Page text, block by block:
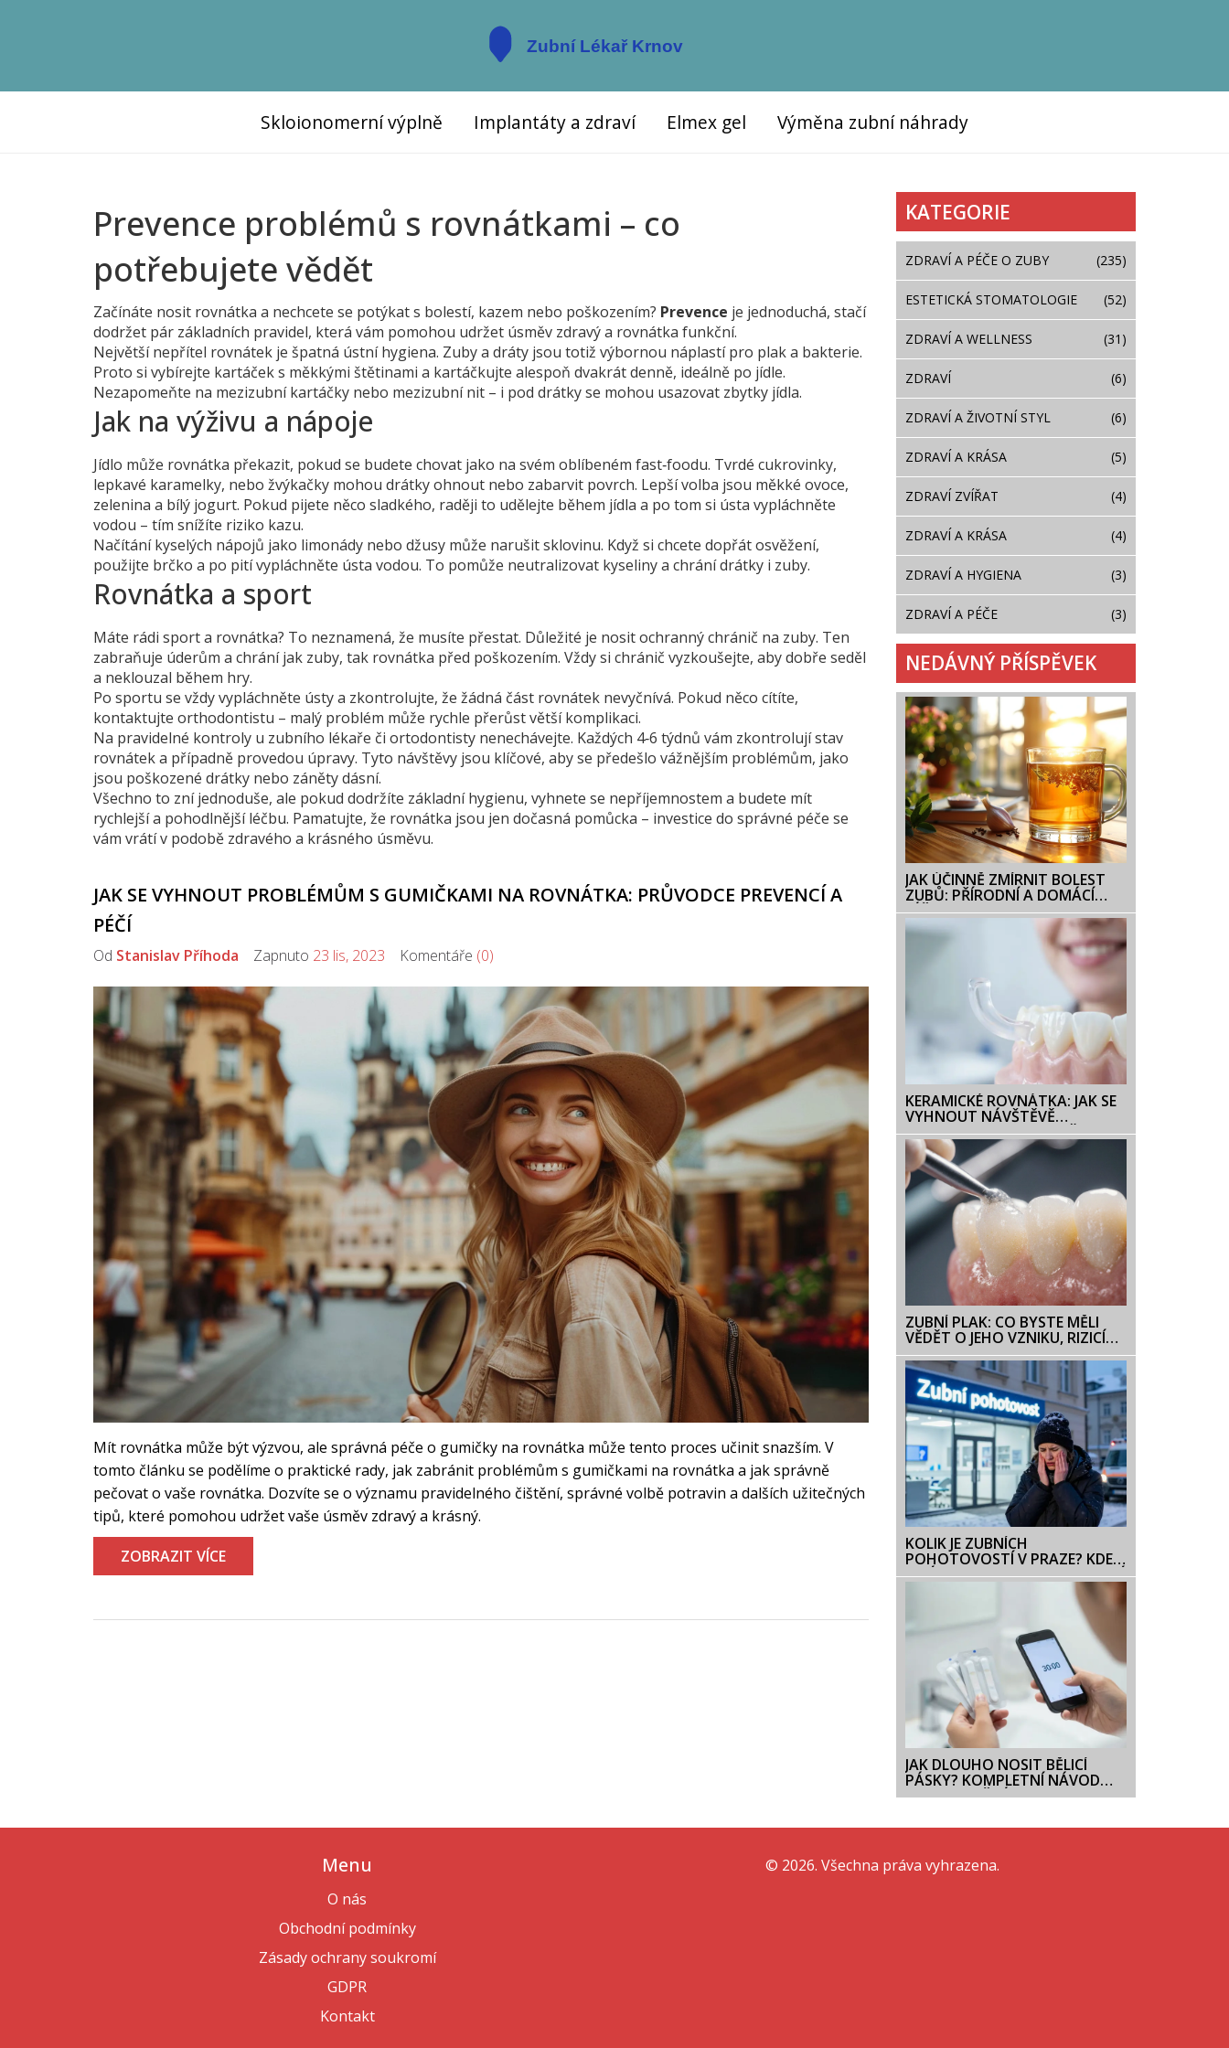
Skloionomerní výplně Implantáty a zdraví Elmex gel Výměna zubní náhrady
Prevence problémů s rovnátkami – co
potřebujete vědět
Začínáte nosit rovnátka a nechcete se potýkat s bolestí, kazem nebo poškozením? Prevence je jednoduchá, stačí
dodržet pár základních pravidel, která vám pomohou udržet úsměv zdravý a rovnátka funkční.
Největší nepřítel rovnátek je špatná ústní hygiena. Zuby a dráty jsou totiž výbornou náplastí pro plak a bakterie.
Proto si vybírejte kartáček s měkkými štětinami a kartáčkujte alespoň dvakrát denně, ideálně po jídle.
Nezapomeňte na mezizubní kartáčky nebo mezizubní nit – i pod drátky se mohou usazovat zbytky jídla.
Jak na výživu a nápoje
Jídlo může rovnátka překazit, pokud se budete chovat jako na svém oblíbeném fast‑foodu. Tvrdé cukrovinky,
lepkavé karamelky, nebo žvýkačky mohou drátky ohnout nebo zabarvit povrch. Lepší volba jsou měkké ovoce,
zelenina a bílý jogurt. Pokud pijete něco sladkého, raději to udělejte během jídla a po tom si ústa vypláchněte
vodou – tím snížíte riziko kazu.
Načítání kyselých nápojů jako limonády nebo džusy může narušit sklovinu. Když si chcete dopřát osvěžení,
použijte brčko a po pití vypláchněte ústa vodou. To pomůže neutralizovat kyseliny a chrání drátky i zuby.
Rovnátka a sport
Máte rádi sport a rovnátka? To neznamená, že musíte přestat. Důležité je nosit ochranný chránič na zuby. Ten
zabraňuje úderům a chrání jak zuby, tak rovnátka před poškozením. Vždy si chránič vyzkoušejte, aby dobře seděl
a neklouzal během hry.
Po sportu se vždy vypláchněte ústy a zkontrolujte, že žádná část rovnátek nevyčnívá. Pokud něco cítíte,
kontaktujte orthodontistu – malý problém může rychle přerůst větší komplikaci.
Na pravidelné kontroly u zubního lékaře či ortodontisty nenechávejte. Každých 4‑6 týdnů vám zkontrolují stav
rovnátek a případně provedou úpravy. Tyto návštěvy jsou klíčové, aby se předešlo vážnějším problémům, jako
jsou poškozené drátky nebo záněty dásní.
Všechno to zní jednoduše, ale pokud dodržíte základní hygienu, vyhnete se nepříjemnostem a budete mít
rychlejší a pohodlnější léčbu. Pamatujte, že rovnátka jsou jen dočasná pomůcka – investice do správné péče se
vám vrátí v podobě zdravého a krásného úsměvu.
JAK SE VYHNOUT PROBLÉMŮM S GUMIČKAMI NA ROVNÁTKA: PRŮVODCE PREVENCÍ A
PÉČÍ
Od Stanislav Příhoda Zapnuto 23 lis, 2023 Komentáře (0)
Mít rovnátka může být výzvou, ale správná péče o gumičky na rovnátka může tento proces učinit snazším. V
tomto článku se podělíme o praktické rady, jak zabránit problémům s gumičkami na rovnátka a jak správně
pečovat o vaše rovnátka. Dozvíte se o významu pravidelného čištění, správné volbě potravin a dalších užitečných
tipů, které pomohou udržet vaše úsměv zdravý a krásný.
ZOBRAZIT VÍCE
KATEGORIE
ZDRAVÍ A PÉČE O ZUBY (235)
ESTETICKÁ STOMATOLOGIE (52)
ZDRAVÍ A WELLNESS (31)
ZDRAVÍ (6)
ZDRAVÍ A ŽIVOTNÍ STYL (6)
ZDRAVÍ A KRÁSA (5)
ZDRAVÍ ZVÍŘAT (4)
ZDRAVÍ A KRÁSA (4)
ZDRAVÍ A HYGIENA (3)
ZDRAVÍ A PÉČE (3)
NEDÁVNÝ PŘÍSPĚVEK
JAK ÚČINNĚ ZMÍRNIT BOLEST
ZUBŮ: PŘÍRODNÍ A DOMÁCÍ
LÉČBA
KERAMICKÉ ROVNÁTKA: JAK SE
VYHNOUT NÁVŠTĚVĚ
ORTODONTISTY A UDRŽET SI
ÚSMĚV DOKONALÝ
ZUBNÍ PLAK: CO BYSTE MĚLI
VĚDĚT O JEHO VZNIKU, RIZICÍCH
A JAK SE HO ZBAVIT
KOLIK JE ZUBNÍCH
POHOTOVOSTÍ V PRAZE? KDE
NAJÍT POMOC MIMO PRACOVNÍ
JAK DLOUHO NOSIT BĚLICÍ
PÁSKY? KOMPLETNÍ NÁVOD
PRO BEZPEČNÉ ZUBY
Menu
O nás
Obchodní podmínky
Zásady ochrany soukromí
GDPR
Kontakt
© 2026. Všechna práva vyhrazena.